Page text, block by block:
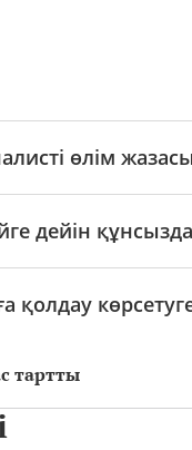
тартты
өлім
дейін
қолдау